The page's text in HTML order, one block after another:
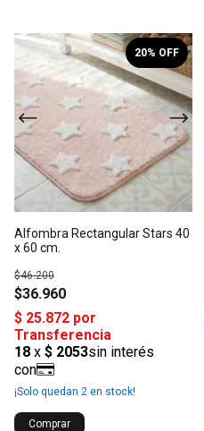
1/6
Alfombra Rectangular Stars 40
x 60 cm.
$36.960
$46.200
20% OFF
¡Solo quedan 2 en stock!
Comprar